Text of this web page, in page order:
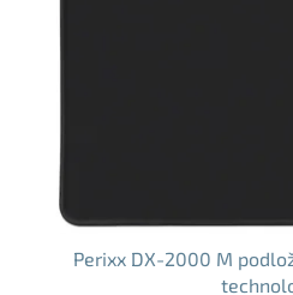
Perixx DX-2000 M